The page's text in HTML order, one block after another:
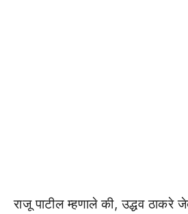
राजू पाटील म्हणाले की, उद्धव ठाकरे